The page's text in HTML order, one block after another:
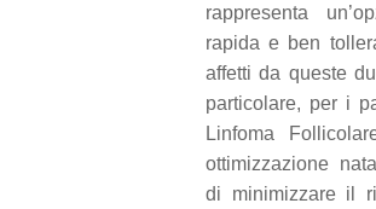
rappresenta
rapida e ben
affetti da queste
particolare, per i
Linfoma
ottimizzazione
di minimizzare il